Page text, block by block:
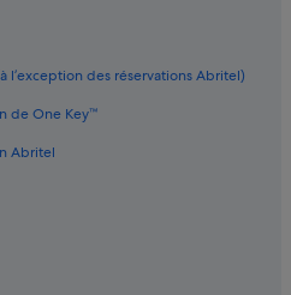
à proximité
l’exception des réservations Abritel)
de One Key™
Abritel